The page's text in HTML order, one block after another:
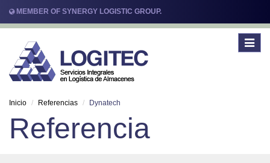
MEMBER OF SYNERGY LOGISTIC GROUP.
Toggle
Inicio Referencias Dynatech
Referencia